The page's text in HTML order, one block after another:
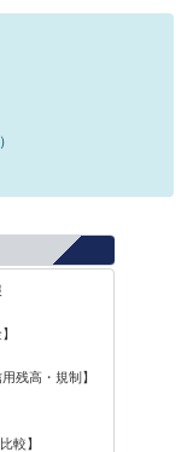
残高・規制】
較】